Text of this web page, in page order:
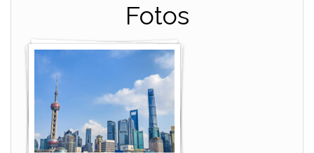
Fotos